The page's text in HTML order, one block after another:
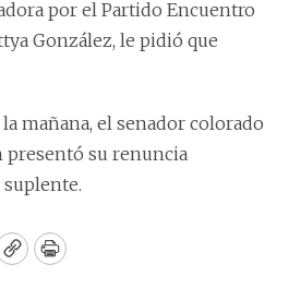
por el Partido Encuentro
González, le pidió que
mañana, el senador colorado
presentó su renuncia
CopyPrint